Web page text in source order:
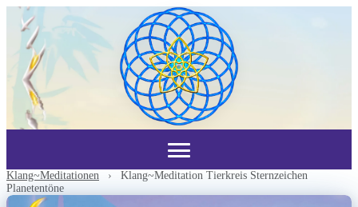
Klang~Meditationen ›
Klang~Meditation Tierkreis Sternzeichen
Planetentöne